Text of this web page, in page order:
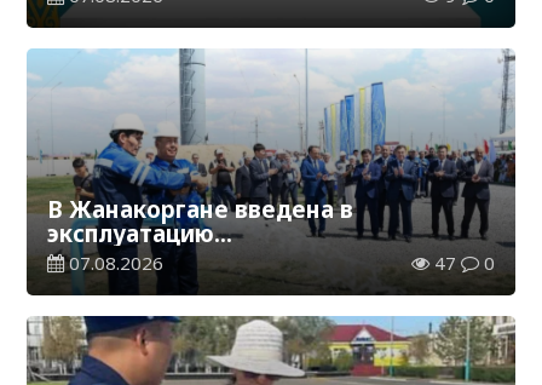
В Жанакоргане введена в
эксплуатацию
водораспределительная станция
07.08.2026 47 0